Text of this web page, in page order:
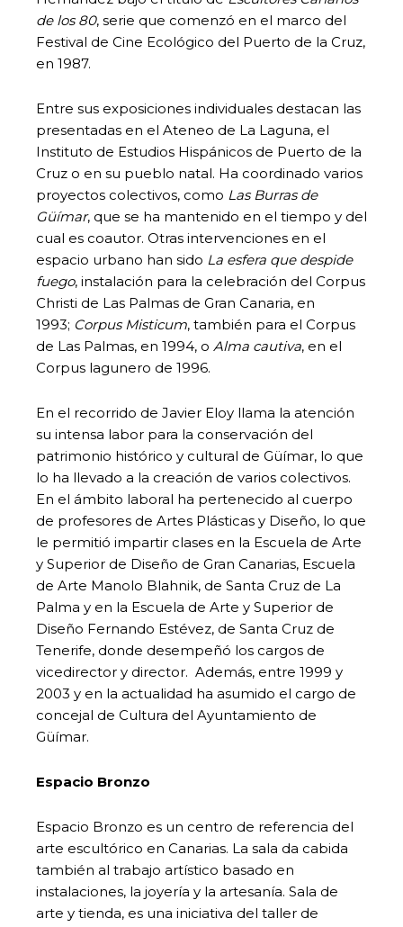
de los 80, serie que comenzó en el marco del
Festival de Cine Ecológico del Puerto de la Cruz,
en 1987.
Entre sus exposiciones individuales destacan las
presentadas en el Ateneo de La Laguna, el
Instituto de Estudios Hispánicos de Puerto de la
Cruz o en su pueblo natal. Ha coordinado varios
proyectos colectivos, como Las Burras de
Güímar, que se ha mantenido en el tiempo y del
cual es coautor. Otras intervenciones en el
espacio urbano han sido La esfera que despide
fuego, instalación para la celebración del Corpus
Christi de Las Palmas de Gran Canaria, en
1993; Corpus Misticum, también para el Corpus
de Las Palmas, en 1994, o Alma cautiva, en el
Corpus lagunero de 1996.
En el recorrido de Javier Eloy llama la atención
su intensa labor para la conservación del
patrimonio histórico y cultural de Güímar, lo que
lo ha llevado a la creación de varios colectivos.
En el ámbito laboral ha pertenecido al cuerpo
de profesores de Artes Plásticas y Diseño, lo que
le permitió impartir clases en la Escuela de Arte
y Superior de Diseño de Gran Canarias, Escuela
de Arte Manolo Blahnik, de Santa Cruz de La
Palma y en la Escuela de Arte y Superior de
Diseño Fernando Estévez, de Santa Cruz de
Tenerife, donde desempeñó los cargos de
vicedirector y director. Además, entre 1999 y
2003 y en la actualidad ha asumido el cargo de
concejal de Cultura del Ayuntamiento de
Güímar.
Espacio Bronzo
Espacio Bronzo es un centro de referencia del
arte escultórico en Canarias. La sala da cabida
también al trabajo artístico basado en
instalaciones, la joyería y la artesanía. Sala de
arte y tienda, es una iniciativa del taller de